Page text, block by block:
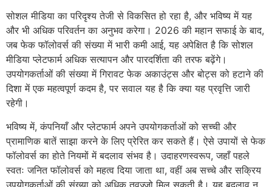
सोशल मीडिया का परिदृश्य तेजी से विकसित हो रहा है, और भविष्य में यह
और भी अधिक परिवर्तन का अनुभव करेगा। 2026 की महान सफाई के बाद,
जब फेक फॉलोवर्स की संख्या में भारी कमी आई, यह अपेक्षित है कि सोशल
मीडिया प्लेटफार्म अधिक सत्यापन और पारदर्शिता की तरफ बढ़ेंगे।
उपयोगकर्ताओं की संख्या में गिरावट फेक अकाउंट्स और बोट्स को हटाने की
दिशा में एक महत्वपूर्ण कदम है, पर सवाल यह है कि क्या यह प्रवृत्ति जारी
रहेगी।
भविष्य में, कंपनियाँ और प्लेटफार्म अपने उपयोगकर्ताओं को सच्ची और
प्रामाणिक बातें साझा करने के लिए प्रेरित कर सकते हैं। ऐसे उपायों से फेक
फॉलोवर्स का होते नियमों में बदलाव संभव है। उदाहरणस्वरूप, जहाँ पहले
स्वतः जनित फॉलोवर्स को महत्व दिया जाता था, वहीं अब सच्चे और सक्रिय
उपयोगकर्ताओं की संख्या को अधिक तवज्जो मिल सकती है। यह बदलाव न